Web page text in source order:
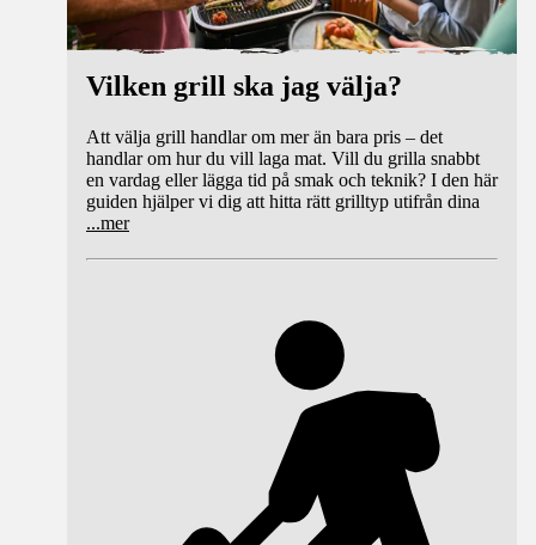
Vilken grill ska jag välja?
Att välja grill handlar om mer än bara pris – det
handlar om hur du vill laga mat. Vill du grilla snabbt
en vardag eller lägga tid på smak och teknik? I den här
guiden hjälper vi dig att hitta rätt grilltyp utifrån dina
...mer